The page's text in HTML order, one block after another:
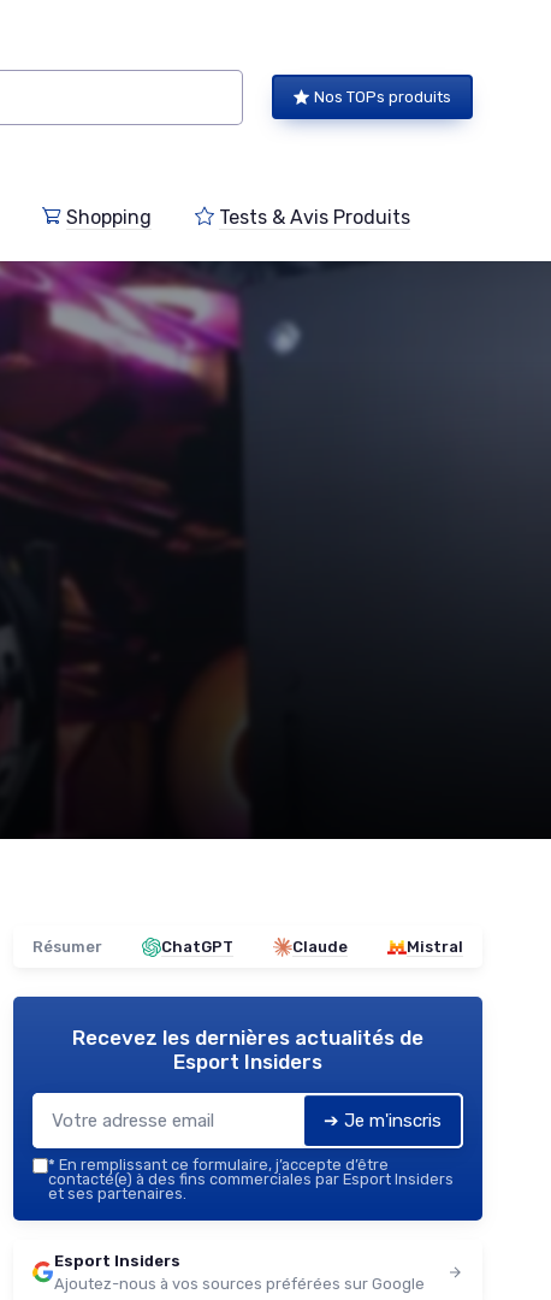
Nos TOPs produits
Shopping Tests & Avis Produits
Résumer ChatGPT Claude Mistral
Recevez les dernières actualités de
Esport Insiders
➔ Je m'inscris
* En remplissant ce formulaire, j’accepte d’être
contacté(e) à des fins commerciales par Esport Insiders
et ses partenaires.
Esport Insiders
Ajoutez-nous à vos sources préférées sur Google